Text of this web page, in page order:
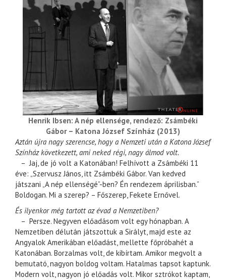
Henrik Ibsen: A nép ellensége, rendező: Zsámbéki
Gábor – Katona József Színház (2013)
Aztán újra nagy szerencse, hogy a Nemzeti után a Katona József
Színház következett, ami neked régi, nagy álmod volt.
– Jaj, de jó volt a Katonában! Felhívott a Zsámbéki 11
éve: „Szervusz János, itt Zsámbéki Gábor. Van kedved
játszani „A nép ellenségé”-ben? Én rendezem áprilisban.”
Boldogan. Mi a szerep? – Főszerep, Fekete Ernővel.
És ilyenkor még tartott az évad a Nemzetiben?
– Persze. Negyven előadásom volt egy hónapban. A
Nemzetiben délután játszottuk a Sirályt, majd este az
Angyalok Amerikában előadást, mellette főpróbahét a
Katonában. Borzalmas volt, de kibírtam. Amikor megvolt a
bemutató, nagyon boldog voltam. Hatalmas tapsot kaptunk.
Modern volt, nagyon jó előadás volt. Mikor sztrókot kaptam,